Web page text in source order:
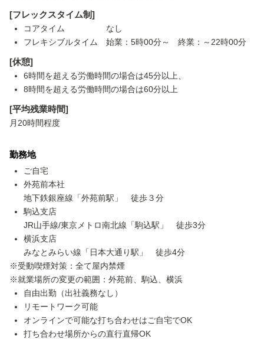
[フレックスタイム制]
コアタイム なし
フレキシブルタイム 始業：5時00分～ 終業：～22時00分
[休憩]
6時間を超える労働時間の場合は45分以上、
8時間を超える労働時間の場合は60分以上
[平均残業時間]
月20時間程度
勤務地
ご自宅
外苑前本社
地下鉄銀座線「外苑前駅」 徒歩３分
駒込支店
JR山手線/東京メトロ南北線「駒込駅」 徒歩3分
横浜支店
みなとみらい線「日本大通り駅」 徒歩4分
※受動喫煙対策：全て屋内禁煙
※就業場所の変更の範囲：外苑前、駒込、横浜
自由出勤（出社義務なし）
リモートワーク可能
オンラインで可能な打ち合わせはご自宅でOK
打ち合わせ場所からの直行直帰OK